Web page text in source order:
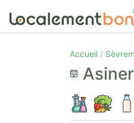
Accueil